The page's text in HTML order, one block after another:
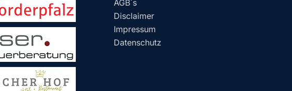
AGB´s
Disclaimer
Impressum
Datenschutz